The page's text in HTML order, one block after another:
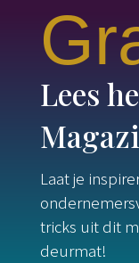
Lees
Laat je
tricks uit dit
deurmat!